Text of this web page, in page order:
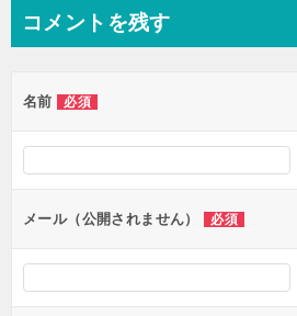
ビ
ー
シ
ン
コメントを残す
名前 必須
メール（公開されません） 必須